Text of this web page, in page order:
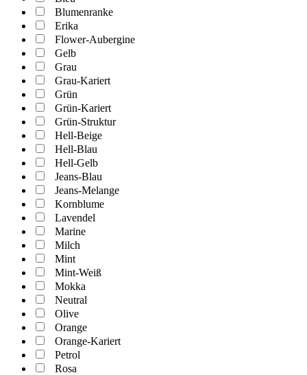
Blumenranke
Erika
Flower-Aubergine
Gelb
Grau
Grau-Kariert
Grün
Grün-Kariert
Grün-Struktur
Hell-Beige
Hell-Blau
Hell-Gelb
Jeans-Blau
Jeans-Melange
Kornblume
Lavendel
Marine
Milch
Mint
Mint-Weiß
Mokka
Neutral
Olive
Orange
Orange-Kariert
Petrol
Rosa